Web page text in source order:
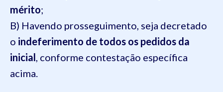
mérito;
B) Havendo prosseguimento, seja decretado
o indeferimento de todos os pedidos da
inicial , conforme contestação específica
acima.